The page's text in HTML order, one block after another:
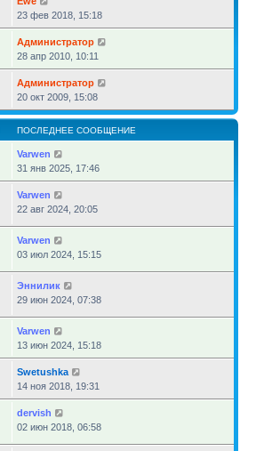
23 фев 2018, 15:18
Администратор
28 апр 2010, 10:11
Администратор
20 окт 2009, 15:08
ПОСЛЕДНЕЕ СООБЩЕНИЕ
Varwen
31 янв 2025, 17:46
Varwen
22 авг 2024, 20:05
Varwen
03 июл 2024, 15:15
Эннилик
29 июн 2024, 07:38
Varwen
13 июн 2024, 15:18
Swetushka
14 ноя 2018, 19:31
dervish
02 июн 2018, 06:58